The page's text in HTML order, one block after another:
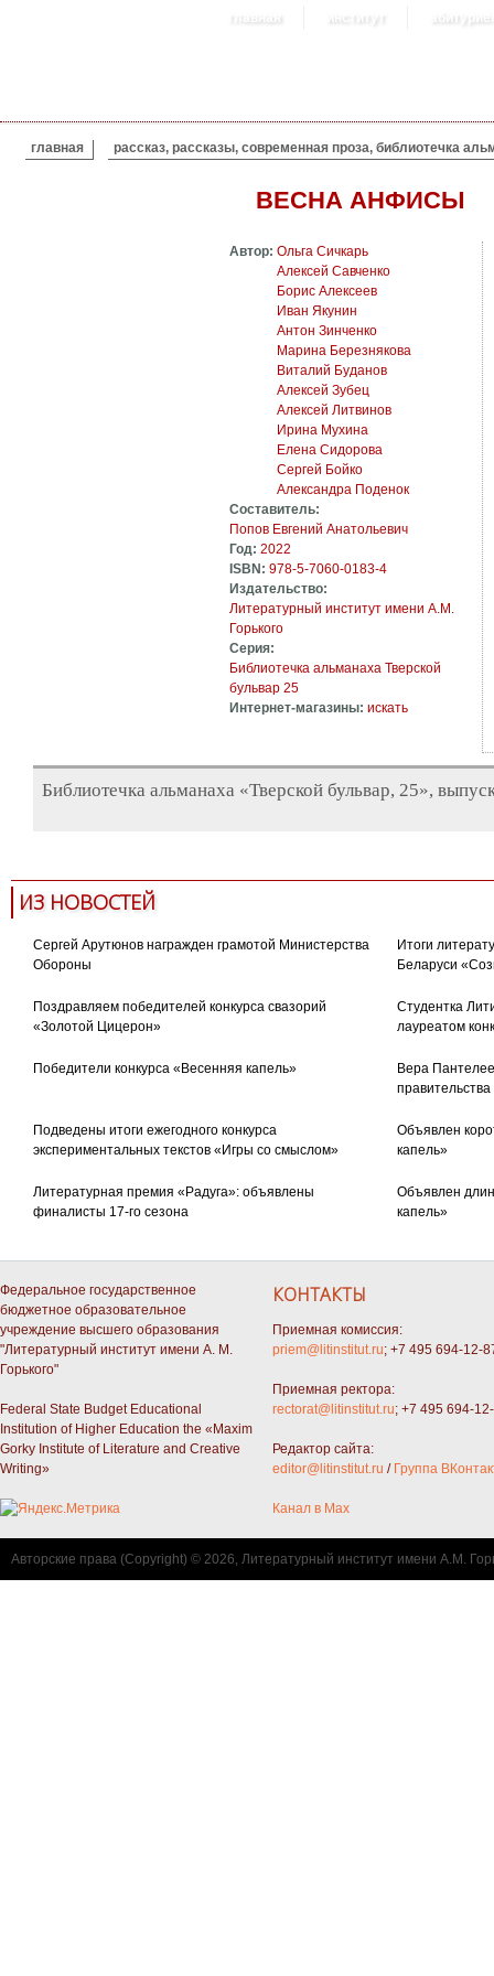
главная институт
ВЫ ЗДЕСЬ
главная рассказ, рассказы, современная проза, библиотечка
ВЕСНА АНФИСЫ
Автор: Ольга Сичкарь
Алексей Савченко
Борис Алексеев
Иван Якунин
Антон Зинченко
Марина Березнякова
Виталий Буданов
Алексей Зубец
Алексей Литвинов
Ирина Мухина
Елена Сидорова
Сергей Бойко
Александра Поденок
Составитель:
Попов Евгений Анатольевич
Год: 2022
ISBN: 978-5-7060-0183-4
Издательство:
Литературный институт имени А.М.
Горького
Серия:
Библиотечка альманаха Тверской
бульвар 25
Интернет-магазины: искать
Библиотечка альманаха «Тверской бульвар, 25»,
ИЗ НОВОСТЕЙ
Сергей Арутюнов награжден грамотой Министерства
Обороны
Итоги
Беларуси
Поздравляем победителей конкурса свазорий
«Золотой Цицерон»
Студентка
лауреатом
Победители конкурса «Весенняя капель»
Вера
Подведены итоги ежегодного конкурса
экспериментальных текстов «Игры со смыслом»
Объявлен
капель»
Литературная премия «Радуга»: объявлены
финалисты 17-го сезона
Объявлен
капель»
Федеральное государственное
бюджетное образовательное
учреждение высшего образования
"Литературный институт имени А. М.
Горького"
Federal State Budget Educational
Institution of Higher Education the «Maxim
Gorky Institute of Literature and Creative
Writing»
КОНТАКТЫ
Приемная комиссия:
priem@litinstitut.ru; +7 495 694-12-
Приемная ректора:
rectorat@litinstitut.ru; +7 495 694-
Редактор сайта:
editor@litinstitut.ru / Группа
Канал в Max
Авторские права (Copyright) © 2026, Литературный институт имени А.М.